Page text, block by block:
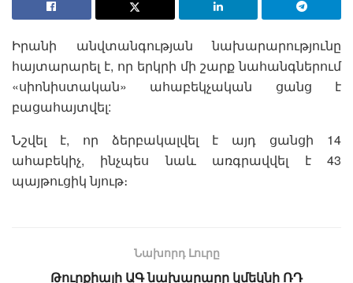
Իրանի անվտանգության նախարարությունը
հայտարարել է, որ երկրի մի շարք նահանգներում
«սիոնիստական» ահաբեկչական ցանց է
բացահայտվել:
Նշվել է, որ ձերբակալվել է այդ ցանցի 14
ահաբեկիչ, ինչպես նաև առգրավվել է 43
պայթուցիկ նյութ։
Նախորդ Լուրը
Թուրքիայի ԱԳ նախարարը կմեկնի ՌԴ